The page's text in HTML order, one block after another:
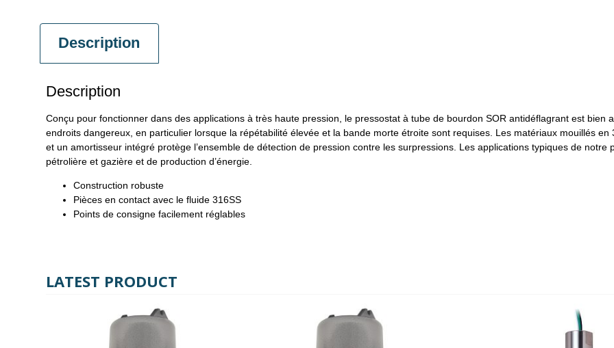
Description
Description
Conçu pour fonctionner dans des applications à très haute pression, le pressostat à tube de bourdon SOR antidéflagrant est bien
endroits dangereux, en particulier lorsque la répétabilité élevée et la bande morte étroite sont requises. Les matériaux mouillés
et un amortisseur intégré protège l’ensemble de détection de pression contre les surpressions. Les applications typiques de
pétrolière et gazière et de production d’énergie.
Construction robuste
Pièces en contact avec le fluide 316SS
Points de consigne facilement réglables
LATEST PRODUCT